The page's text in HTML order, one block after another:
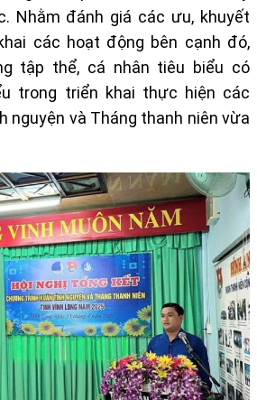
Nhằm đánh giá các ưu, khuyết
các hoạt động bên cạnh đó,
tập thể, cá nhân tiêu biểu có
trong triển khai thực hiện các
nguyện và Tháng thanh niên vừa